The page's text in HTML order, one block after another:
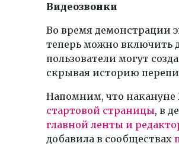
Видеозвонки
Во время демонстрации
теперь можно включить
пользователи могут
скрывая историю
Напомним, что накануне
стартовой страницы, в
главной ленты и
добавила в сообществах